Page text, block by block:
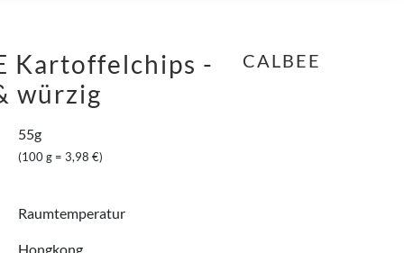
Kartoffelchips -
würzig
55g
(100 g = 3,98 €)
Raumtemperatur
Hongkong
CALBEE